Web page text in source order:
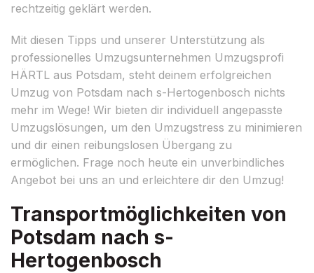
rechtzeitig geklärt werden.
Mit diesen Tipps und unserer Unterstützung als
professionelles Umzugsunternehmen Umzugsprofi
HÄRTL aus Potsdam, steht deinem erfolgreichen
Umzug von Potsdam nach s-Hertogenbosch nichts
mehr im Wege! Wir bieten dir individuell angepasste
Umzugslösungen, um den Umzugstress zu minimieren
und dir einen reibungslosen Übergang zu
ermöglichen. Frage noch heute ein unverbindliches
Angebot bei uns an und erleichtere dir den Umzug!
Transportmöglichkeiten von
Potsdam nach s-
Hertogenbosch